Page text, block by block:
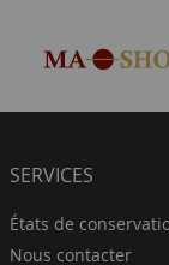
SERVICES
États de
Nous contacter